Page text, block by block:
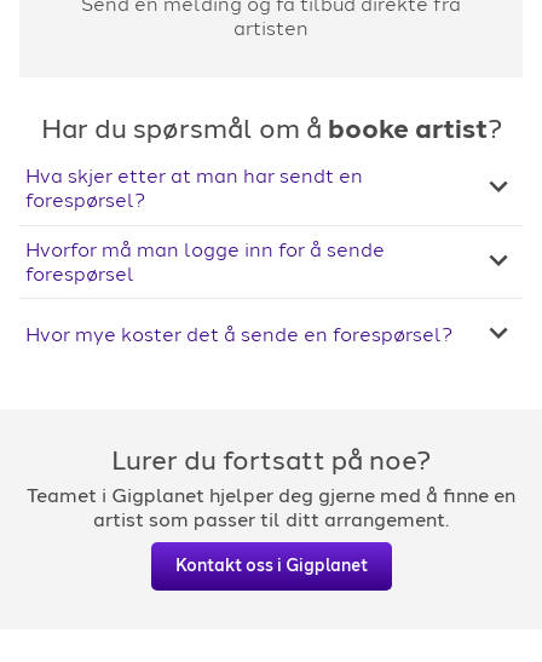
artisten
Har du spørsmål om å booke artist?
Hva skjer etter at man har sendt en
forespørsel?
Hvorfor må man logge inn for å sende
forespørsel
Hvor mye koster det å sende en forespørsel?
Lurer du fortsatt på noe?
Teamet i Gigplanet hjelper deg gjerne med å finne en
artist som passer til ditt arrangement.
Kontakt oss i Gigplanet